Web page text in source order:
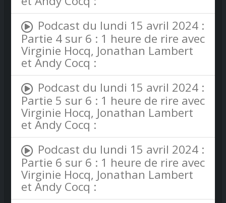
Podcast du lundi 15 avril 2024 :
Partie 4 sur 6 : 1 heure de rire avec
Virginie Hocq, Jonathan Lambert
et Andy Cocq :
Podcast du lundi 15 avril 2024 :
Partie 5 sur 6 : 1 heure de rire avec
Virginie Hocq, Jonathan Lambert
et Andy Cocq :
Podcast du lundi 15 avril 2024 :
Partie 6 sur 6 : 1 heure de rire avec
Virginie Hocq, Jonathan Lambert
et Andy Cocq :